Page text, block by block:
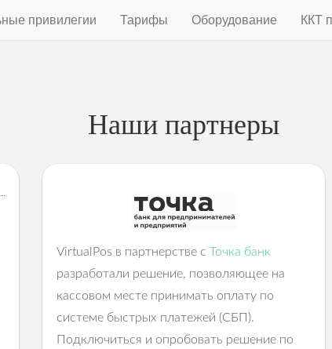
привилегии Тарифы Оборудование ККТ
Наши партнеры
VirtualPos в партнерстве с Точка банк
разработали решение, позволяющее на
кассовом месте принимать оплату по
системе быстрых платежей (СБП).
Подключиться и опробовать решение по
Две недели бесплатно